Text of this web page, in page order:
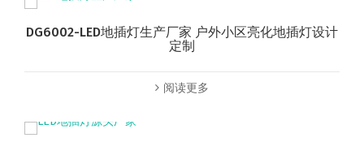
DG6002-LED地插灯生产厂家 户外小区亮化地插灯设计
定制
阅读更多